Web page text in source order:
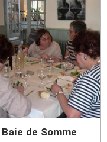
Baie de Somme